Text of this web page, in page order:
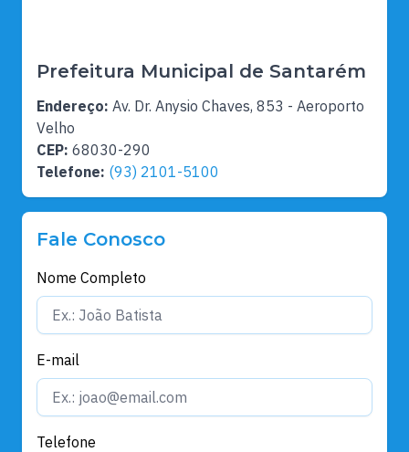
Prefeitura Municipal de Santarém
Endereço: Av. Dr. Anysio Chaves, 853 - Aeroporto
Velho
CEP: 68030-290
Telefone: (93) 2101-5100
Fale Conosco
Nome Completo
E-mail
Telefone